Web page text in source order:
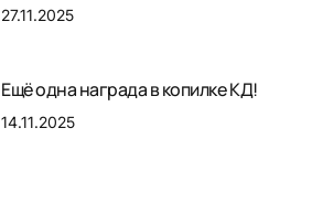
27.11.2025
Ещё одна награда в копилке КД!
14.11.2025